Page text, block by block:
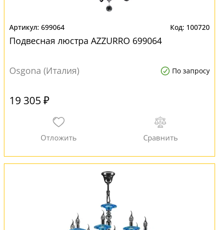
699064 100720
Подвесная люстра AZZURRO 699064
Osgona (Италия) По запросу
19 305 ₽